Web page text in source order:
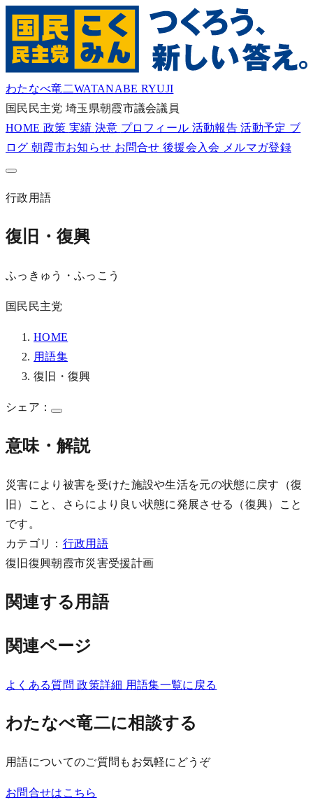
わたなべ竜二WATANABE RYUJI
国民民主党 埼玉県朝霞市議会議員
HOME 政策 実績 決意 プロフィール 活動報告活動予定 ブ
ログ 朝霞市お知らせ お問合せ後援会入会 メルマガ登録
行政用語
復旧・復興
ふっきゅう・ふっこう
国民民主党
HOME
用語集
復旧・復興
シェア：
意味・解説
災害により被害を受けた施設や生活を元の状態に戻す（復
旧）こと、さらにより良い状態に発展させる（復興）こと
です。
カテゴリ： 行政用語
復旧 復興朝霞市災害受援計画
関連する用語
関連ページ
よくある質問政策詳細 用語集一覧に戻る
わたなべ竜二に相談する
用語についてのご質問もお気軽にどうぞ
お問合せはこちら